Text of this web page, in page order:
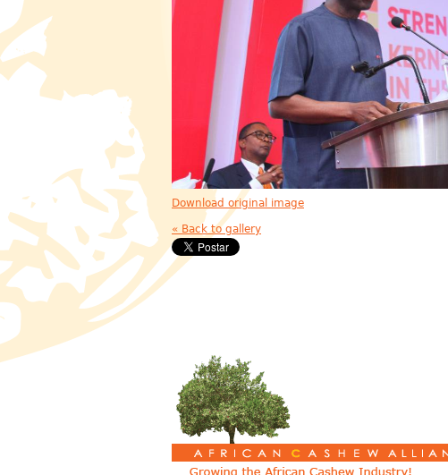
Download original image
« Back to gallery